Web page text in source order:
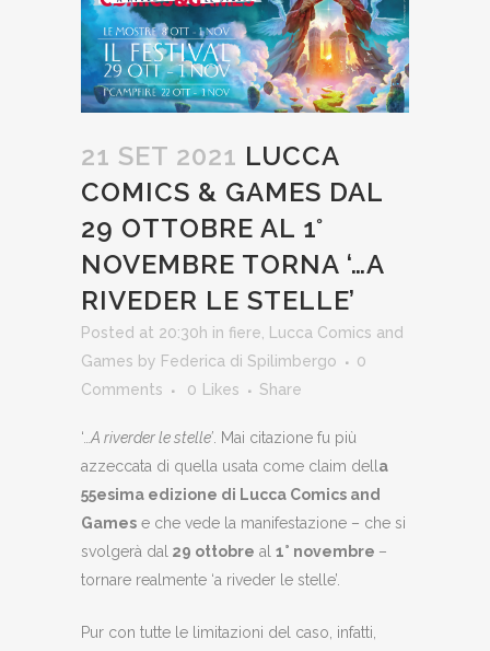
21 SET 2021 LUCCA
COMICS & GAMES DAL
29 OTTOBRE AL 1°
NOVEMBRE TORNA ‘…A
RIVEDER LE STELLE’
Posted at 20:30h in fiere, Lucca Comics and
Games by Federica di Spilimbergo
0
Comments
0 Likes Share
‘…A riverder le stelle’. Mai citazione fu più
azzeccata di quella usata come claim della
55esima edizione di Lucca Comics and
Games e che vede la manifestazione – che si
svolgerà dal 29 ottobre al 1° novembre –
tornare realmente ‘a riveder le stelle’.
Pur con tutte le limitazioni del caso, infatti,